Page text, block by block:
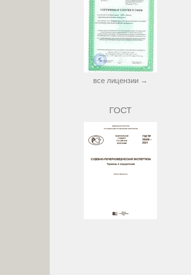
все лицензии →
ГОСТ